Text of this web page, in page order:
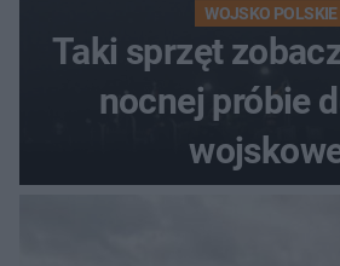
WOJSKO POLSKIE
Taki sprzęt
nocnej próbie